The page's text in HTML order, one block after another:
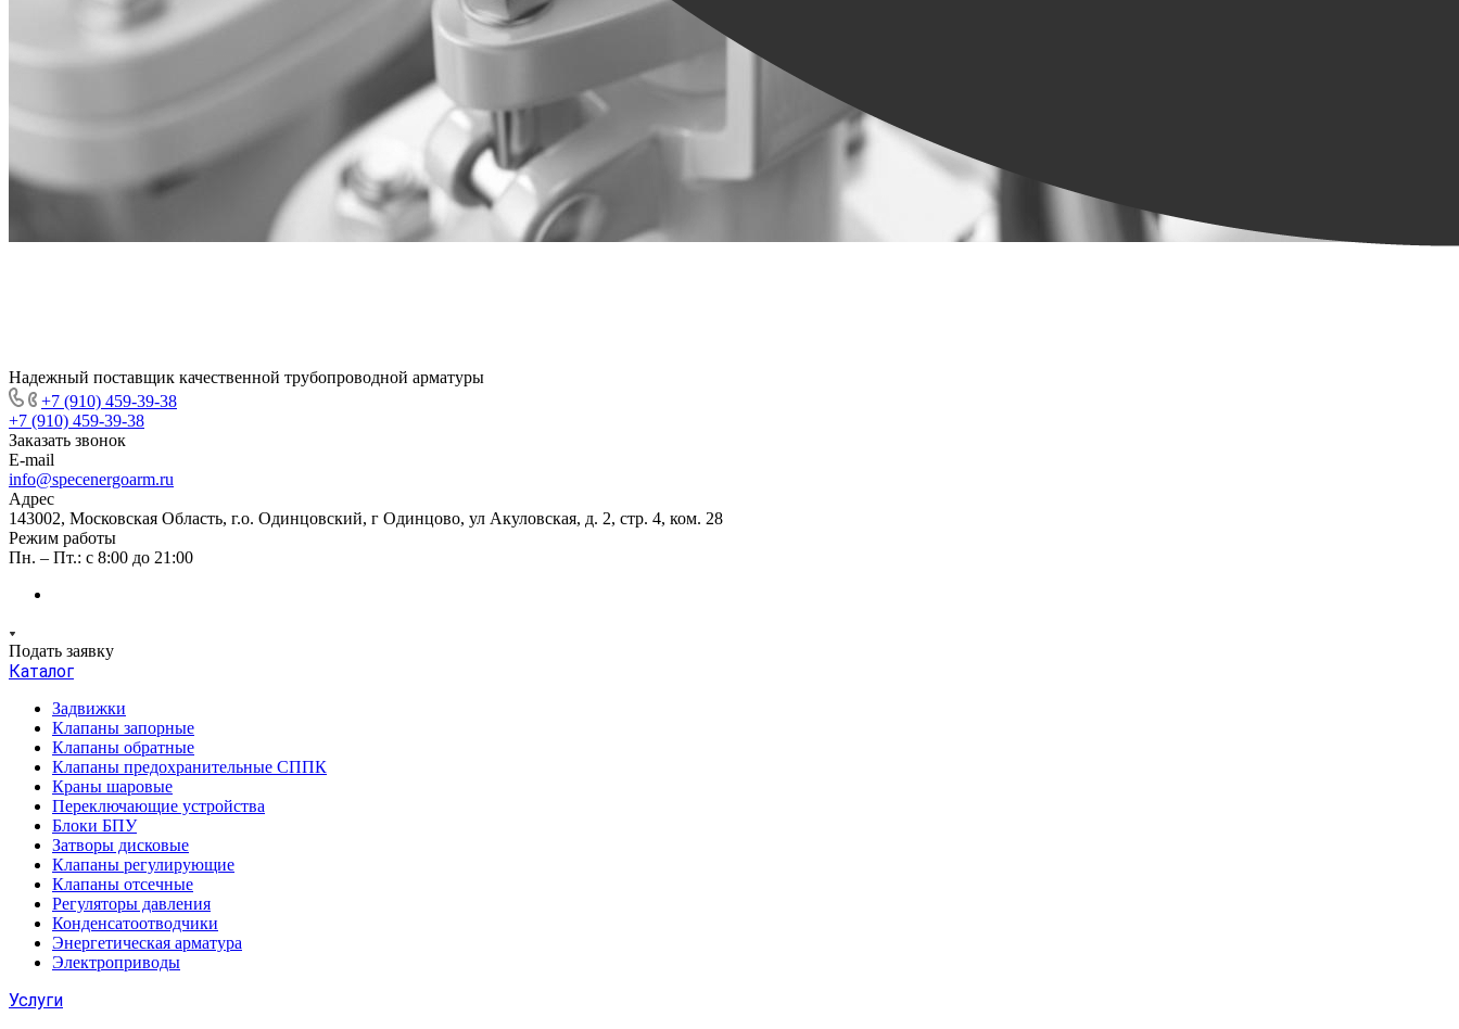
Надежный поставщик качественной трубопроводной арматуры
+7 (910) 459-39-38
+7 (910) 459-39-38
Заказать звонок
E-mail
info@specenergoarm.ru
Адрес
143002, Московская Область, г.о. Одинцовский, г Одинцово, ул Акуловская, д. 2, стр. 4, ком. 28
Режим работы
Пн. – Пт.: с 8:00 до 21:00
Подать заявку
Каталог
Задвижки
Клапаны запорные
Клапаны обратные
Клапаны предохранительные СППК
Краны шаровые
Переключающие устройства
Блоки БПУ
Затворы дисковые
Клапаны регулирующие
Клапаны отсечные
Регуляторы давления
Конденсатоотводчики
Энергетическая арматура
Электроприводы
Услуги